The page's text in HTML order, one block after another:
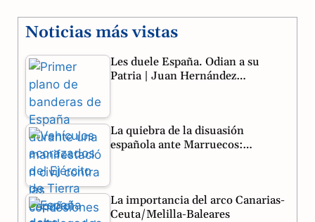
c
e
b
o
o
k
l
e
a
a
t
p
Noticias más vistas
Les duele España. Odian a su
Patria | Juan Hernández…
La quiebra de la disuasión
española ante Marruecos:…
La importancia del arco Canarias-
Ceuta/Melilla-Baleares